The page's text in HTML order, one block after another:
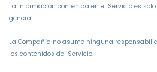
La información contenida en el Servicio es
general.
La Compañía no asume ninguna
los contenidos del Servicio.